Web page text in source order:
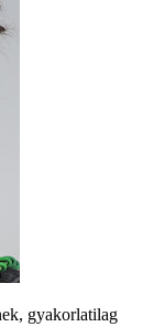
gyakorlatilag